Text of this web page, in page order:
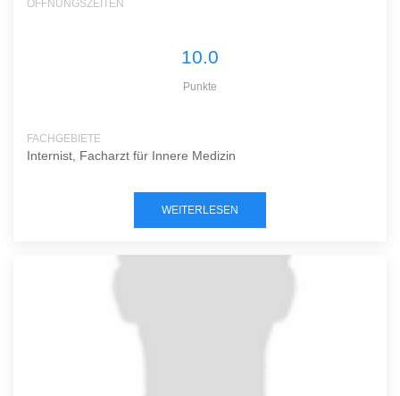
ÖFFNUNGSZEITEN
10.0
Punkte
FACHGEBIETE
Internist, Facharzt für Innere Medizin
WEITERLESEN